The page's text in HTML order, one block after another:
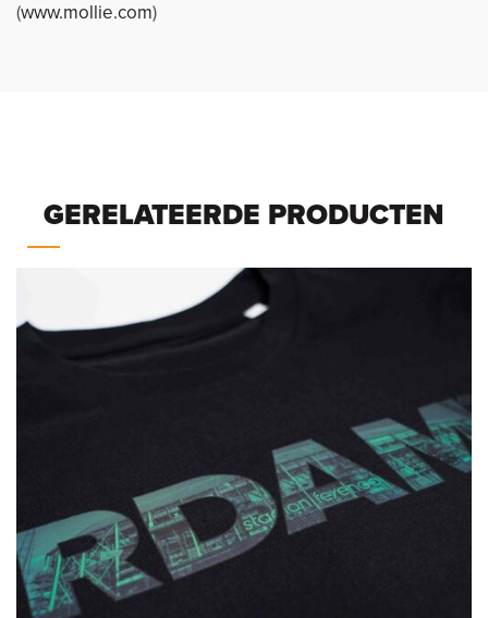
(www.mollie.com)
GERELATEERDE PRODUCTEN